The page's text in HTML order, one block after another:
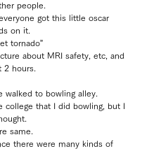
people.
got this little oscar
on it.
tornado”
about MRI safety, etc, and
2 hours.
walked to bowling alley.
college that I did bowling, but I
same.
there were many kinds of